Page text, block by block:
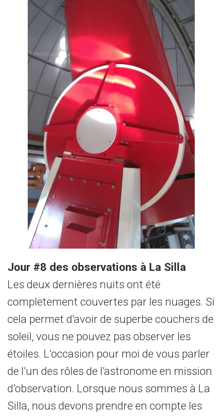
Jour #8 des observations à La Silla
Les deux dernières nuits ont été
completement couvertes par les nuages. Si
cela permet d’avoir de superbe couchers de
soleil, vous ne pouvez pas observer les
étoiles. L’occasion pour moi de vous parler
de l’un des rôles de l’astronome en mission
d’observation. Lorsque nous sommes à La
Silla, nous devons prendre en compte les